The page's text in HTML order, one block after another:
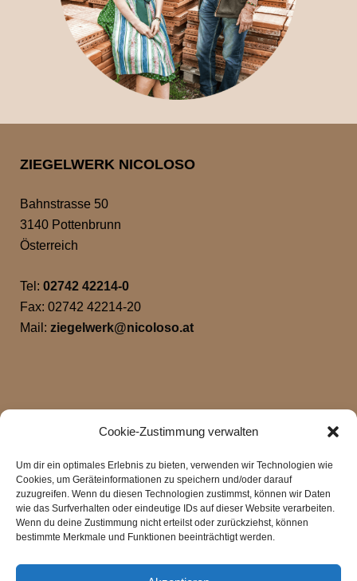
Cookie-Zustimmung verwalten
Um dir ein optimales Erlebnis zu bieten, verwenden wir Technologien wie
Cookies, um Geräteinformationen zu speichern und/oder darauf
zuzugreifen. Wenn du diesen Technologien zustimmst, können wir Daten
wie das Surfverhalten oder eindeutige IDs auf dieser Website verarbeiten.
Wenn du deine Zustimmung nicht erteilst oder zurückziehst, können
bestimmte Merkmale und Funktionen beeinträchtigt werden.
ZIEGELWERK NICOLOSO
Bahnstrasse 50
3140 Pottenbrunn
Österreich
Tel: 02742 42214-0
Fax: 02742 42214-20
Mail: ziegelwerk@nicoloso.at
Klicke hier, um Marketing-Cookies zu
akzeptieren und diesen Inhalt zu aktivieren